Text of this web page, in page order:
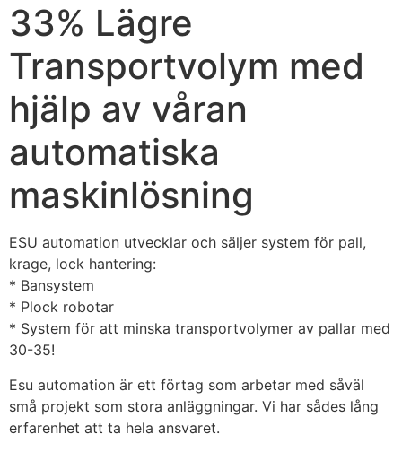
33% Lägre
Transportvolym med
hjälp av våran
automatiska
maskinlösning
ESU automation utvecklar och säljer system för pall,
krage, lock hantering:
* Bansystem
* Plock robotar
* System för att minska transportvolymer av pallar med
30-35!
Esu automation är ett förtag som arbetar med såväl
små projekt som stora anläggningar. Vi har sådes lång
erfarenhet att ta hela ansvaret.